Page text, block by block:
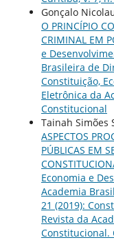
Gonçalo
O PRINCÍPIO
CRIMINAL EM
e
Brasileira de
Constituição,
Eletrônica da
Constitucional
Tainah Simões
ASPECTOS
PÚBLICAS EM
Economia e
Academia
21 (2019):
Revista da
Constitucional.